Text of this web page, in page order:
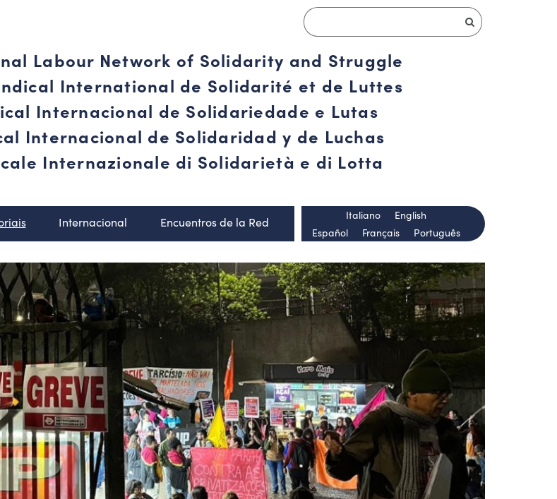
Labour Network of Solidarity and Struggle
International de Solidarité et de Luttes
Internacional de Solidariedade e Lutas
Internacional de Solidaridad y de Luchas
Internazionale di Solidarietà e di Lotta
Internacional Encuentros de la Red
Español Français Português
Italiano English